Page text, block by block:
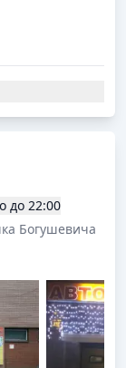
до 22:00
Богушевича